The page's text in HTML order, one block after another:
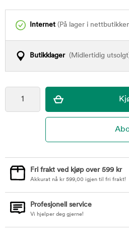
Internet (På lager i
Butikklager(Midlertidig
Fri frakt ved kjøp over 599 kr
Akkurat nå kr 599,00 igjen til fri frakt!
Profesjonell service
Vi hjelper deg gjerne!